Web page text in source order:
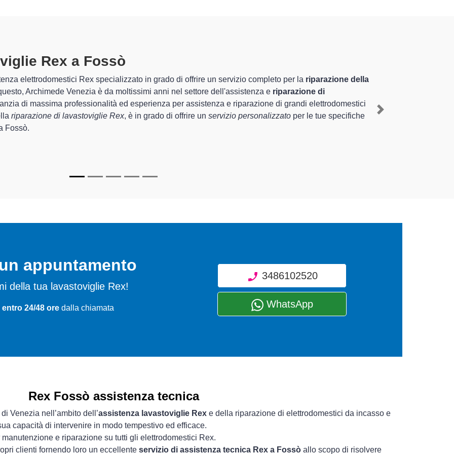
Rex A Fossòspecializzati altamente preparati
Venezia sono in grado di garantire al cliente esperienza pluriennale nel territorio di Fossò e provincia per
e la riparazione della tua lavastoviglie Rex a Fossò, mediante il ripristino rapido del corretto
di Archimede Venezia sono in grado di fornire interventi di diverse tipologie sugli elettrodomestici da riparare
e durare a lungo nel tempo.
Next
appuntamento
della tua lavastoviglie Rex!
24/48 ore dalla chiamata
3486102520
WhatsApp
Rex Fossò assistenza tecnica
Venezia nell’ambito dell’assistenza lavastoviglie Rex e della riparazione di elettrodomestici da incasso e
capacità di intervenire in modo tempestivo ed efficace.
manutenzione e riparazione su tutti gli elettrodomestici Rex.
clienti fornendo loro un eccellente servizio di assistenza tecnica Rex a Fossò allo scopo di risolvere